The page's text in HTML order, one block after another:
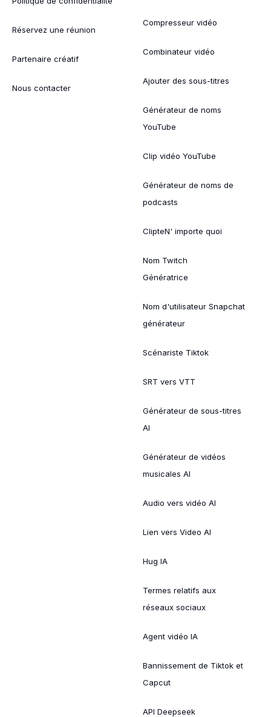
Réservez une réunion
Partenaire créatif
Nous contacter
Compresseur vidéo
Combinateur vidéo
Ajouter des sous-titres
Générateur de noms
YouTube
Clip vidéo YouTube
Générateur de noms de
podcasts
ClipteN' importe quoi
Nom Twitch
Génératrice
Nom d'utilisateur Snapchat
générateur
Scénariste Tiktok
SRT vers VTT
Générateur de sous-titres
AI
Générateur de vidéos
musicales AI
Audio vers vidéo AI
Lien vers Video AI
Hug IA
Termes relatifs aux
réseaux sociaux
Agent vidéo IA
Bannissement de Tiktok et
Capcut
API Deepseek